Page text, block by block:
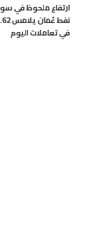
ارتفاع ملحوظ في
في تعاملات اليوم